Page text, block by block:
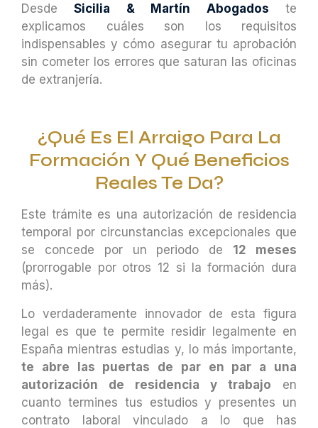
DesdeSicilia & Martín Abogados te
explicamos cuáles son los requisitos
indispensables y cómo asegurar tu aprobación
sin cometer los errores que saturan las oficinas
de extranjería.
¿Qué Es El Arraigo Para La
Formación Y Qué Beneficios
Reales Te Da?
Este trámite es una autorización de residencia
temporal por circunstancias excepcionales que
se concede por un periodo de 12 meses
(prorrogable por otros 12 si la formación dura
más).
Lo verdaderamente innovador de esta figura
legal es que te permite residir legalmente en
España mientras estudias y, lo más importante,
te abre las puertas de par en par a una
autorización de residencia y trabajo en
cuanto termines tus estudios y presentes un
contrato laboral vinculado a lo que has